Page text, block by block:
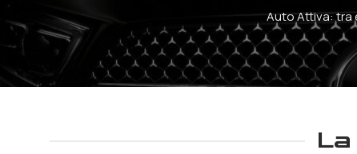
Auto Attiva: tra